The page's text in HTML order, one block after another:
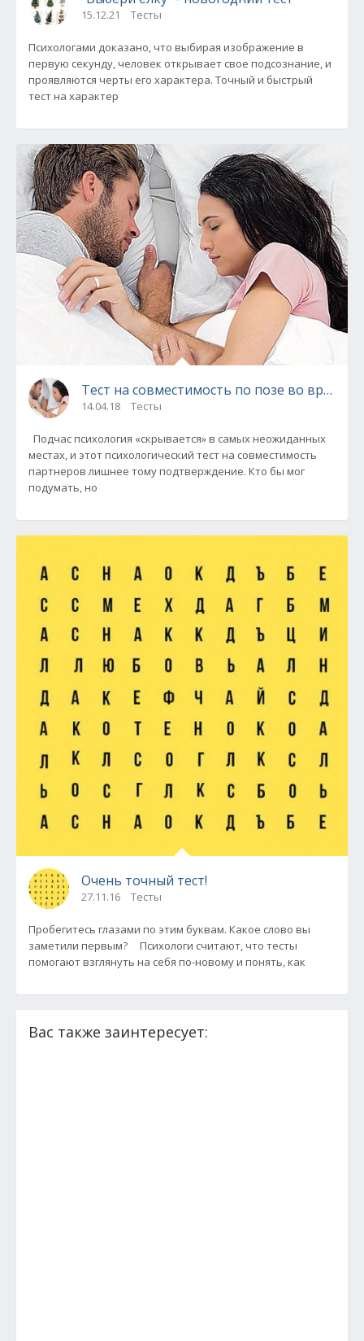
15.12.21 Тесты
Психологами доказано, что выбирая изображение в
первую секунду, человек открывает свое подсознание, и
проявляются черты его характера. Точный и быстрый
тест на характер
Тест на совместимость по позе во время
14.04.18 Тесты
Подчас психология «скрывается» в самых неожиданных
местах, и этот психологический тест на совместимость
партнеров лишнее тому подтверждение. Кто бы мог
подумать, но
Очень точный тест!
27.11.16 Тесты
Пробегитесь глазами по этим буквам. Какое слово вы
заметили первым? Психологи считают, что тесты
помогают взглянуть на себя по-новому и понять, как
Вас также заинтересует: